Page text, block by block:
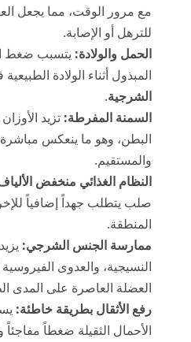
مع مرور الوقت، مما يجعل
للترهل أو الإصابة.
الحمل والولادة: يتسبب ضغط
المبذول أثناء الولادة
الشرجية.
السمنة المفرطة: تزيد
البطن، وهو ما ينعكس
والمستقيم.
النظام الغذائي منخفض
صلب يتطلب جهداً إضافياً
المنطقة.
ممارسة الجنس الشرجي:
العضلة العاصرة على المدى
رفع الأثقال بطريقة خاطئة:
الأحمال الثقيلة ضغطاً